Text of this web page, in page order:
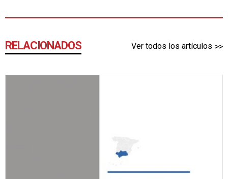
RELACIONADOS Ver todos los artículos